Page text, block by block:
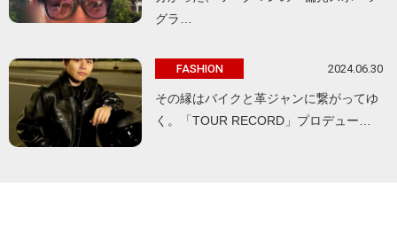
グラ…
FASHION 2024.06.30
その縁はバイクと革ジャンに繋がってゆ
く。「TOUR RECORD」プロデュー…